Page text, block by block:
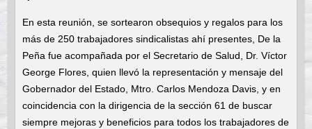
En esta reunión, se sortearon obsequios y regalos para los
más de 250 trabajadores sindicalistas ahí presentes, De la
Peña fue acompañada por el Secretario de Salud, Dr. Víctor
George Flores, quien llevó la representación y mensaje del
Gobernador del Estado, Mtro. Carlos Mendoza Davis, y en
coincidencia con la dirigencia de la sección 61 de buscar
siempre mejoras y beneficios para todos los trabajadores de